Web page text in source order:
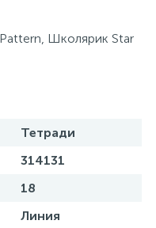
Школярик Star
Тетради
314131
18
Линия